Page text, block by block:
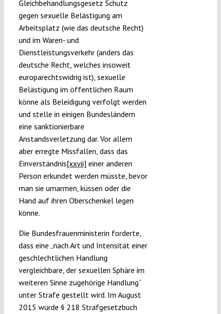
Gleichbehandlungsgesetz Schutz
gegen sexuelle Belästigung am
Arbeitsplatz (wie das deutsche Recht)
und im Waren- und
Dienstleistungsverkehr (anders das
deutsche Recht, welches insoweit
europarechtswidrig ist), sexuelle
Belästigung im öffentlichen Raum
könne als Beleidigung verfolgt werden
und stelle in einigen Bundesländern
eine sanktionierbare
Anstandsverletzung dar. Vor allem
aber erregte Missfallen, dass das
Einverständnis[xxvii] einer anderen
Person erkundet werden müsste, bevor
man sie umarmen, küssen oder die
Hand auf ihren Oberschenkel legen
könne.
Die Bundesfrauenministerin forderte,
dass eine „nach Art und Intensität einer
geschlechtlichen Handlung
vergleichbare, der sexuellen Sphäre im
weiteren Sinne zugehörige Handlung“
unter Strafe gestellt wird. Im August
2015 wurde § 218 Strafgesetzbuch